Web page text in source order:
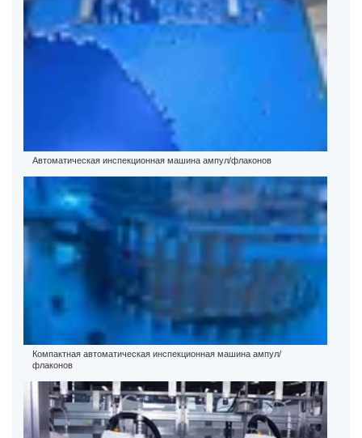
Автоматическая инспекционная машина ампул/флаконов
Компактная автоматическая инспекционная машина ампул/
флаконов